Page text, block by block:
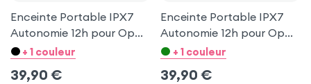
Enceinte Portable IPX7
Autonomie 12h pour Oppo
Find X
+ 1 couleur
39,90 €
Enceinte Portable IPX7
Autonomie 12h pour Oppo
Find X
+ 1 couleur
39,90 €